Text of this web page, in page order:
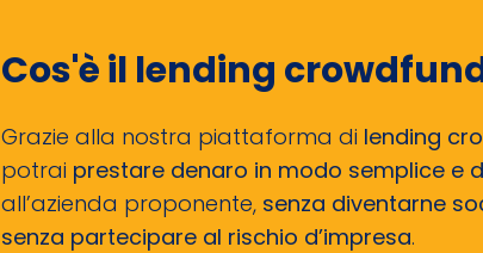
Cos'è il lending
Grazie alla nostra piattaforma di lending
potrai prestare denaro in modo semplice e
all’azienda proponente, senza diventarne
senza partecipare al rischio d’impresa.